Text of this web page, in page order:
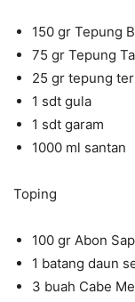
150 gr Tepung
75 gr Tepung
25 gr tepung
1 sdt gula
1 sdt garam
1000 ml santan
Toping
100 gr Abon
1 batang daun
3 buah Cabe